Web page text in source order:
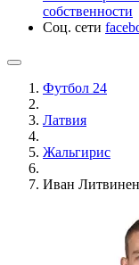
собственности
Соц. сети
Футбол 24
Латвия
Жальгирис
Иван